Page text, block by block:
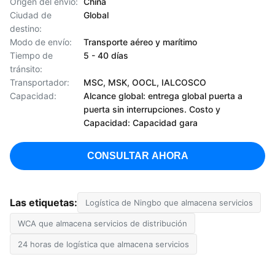
Ciudad de
destino:
Global
Modo de envío:
Transporte aéreo y marítimo
Tiempo de
tránsito:
5 - 40 días
Transportador:
MSC, MSK, OOCL, IALCOSCO
Capacidad:
Alcance global: entrega global puerta a
puerta sin interrupciones. Costo y
Capacidad: Capacidad gara
CONSULTAR AHORA
Las etiquetas: Logística de Ningbo que almacena servicios
WCA que almacena servicios de distribución
24 horas de logística que almacena servicios